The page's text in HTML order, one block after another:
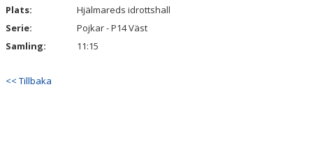
VÅRA LAG & LEDARE
MATCHER
ÅRSMÖTEN
Plats:
Hjälmareds idrottshall
Serie:
Pojkar - P14 Väst
Samling:
11:15
<< Tillbaka